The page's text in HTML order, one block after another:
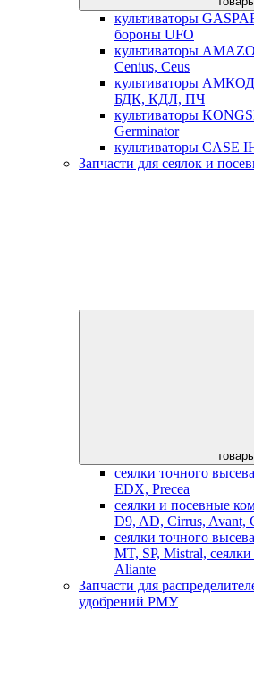
культиваторы
бороны UFO
культиваторы
Cenius, Ceus
культиваторы
БДК, КДЛ, ПЧ
культиваторы
Germinator
культиваторы CASE
Запчасти для сеялок и
сеялки точного
EDX, Precea
сеялки и посевные
D9, AD, Cirrus, Avant,
сеялки точного
MT, SP, Mistral,
Aliante
Запчасти для
удобрений РМУ